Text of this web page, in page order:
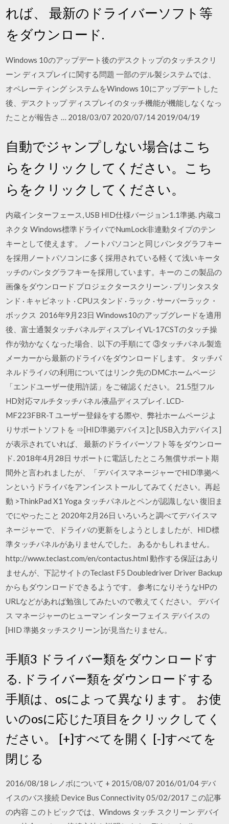
れば、 最新のドライバーソフト等
をダウンロード.
Windows 10のアップデート後のデスクトップのタッチスクリ
ーン ディスプレイに関する問題 一部のデル製システムでは、
オペレーティング システムをWindows 10にアップデートした
後、デスクトップ ディスプレイのタッチ機能が機能しなくなっ
たことが報告さ … 2018/03/07 2020/07/14 2019/04/19
自動でジャンプしない場合はこち
らをクリックしてください。こち
らをクリックしてください。
内蔵インターフェース, USB HID仕様バージョン1.1準拠. 内蔵コ
ネクタ Windows標準ドライバでNumLock非連動タイプのテン
キーとして使えます。 ノートパソコンと同じパンタグラフキー
を採用ノートパソコンに多く採用されている軽くて浅いキータ
ッチのパンタグラフキーを採用しています。キーの この製品の
画像をダウンロード プロジェクタースクリーン · プリンタスタ
ンド · キャビネット · CPUスタンド · ラック · サーバーラック・
ボックス 2016年9月23日 Windows10のアップグレードを適用
後、富士通製タッチパネルディスプレイVL-17CSTのタッチ操
作が効かなくなった場合、以下の手順にて ③タッチパネル製造
メーカーから最新のドライバをダウンロードします。 タッチパ
ネルドライバの利用についてはリンク先のDMCホームページ
「エンドユーザー使用許諾」をご確認ください。 21.5型フル
HD対応マルチタッチパネル液晶ディスプレイ. LCD-
MF223FBR-T ユーザー登録をする際や、弊社ホームページよ
りサポートソフトを ⇒[HID準拠デバイス]と[USB入力デバイス]
が表示されていれば、 最新のドライバーソフト等をダウンロー
ド. 2018年4月28日 サポートに電話したところ無償サポート期
間外と言われましたが、「デバイスマネージャーでHID準拠ペ
ンというドライバをアンインストールしてみてください。再起
動 >ThinkPad X1 Yoga タッチパネルとペンが認識しない 復旧ま
でにやったこと 2020年2月26日 いろいろと調べてデバイスマ
ネージャーで、ドライバの更新をしようとしましたが、HID標
準タッチパネルがありませんでした。 あるかもしれません。
http://www.teclast.com/en/contactus.html 動作する保証はあり
ませんが、下記サイトのTeclast F5 Doubledriver Driver Backup
からもダウンロードできるようです。 参考になりそうなHPの
URLなどがあれば勉強してみたいので教えてください。 デバイ
ス マネージャーのヒューマン インターフェイス デバイスの
[HID 準拠タッチスクリーン]が見当たりません。
手順3 ドライバー類をダウンロードす
る. ドライバー類をダウンロードする
手順は、osによって異なります。 お使
いのosに応じた項目をクリックしてく
ださい。 [+]すべてを開く [-]すべてを
閉じる
2016/08/18 レノボについて + 2015/08/07 2016/01/04 デバ
イスのバス接続 Device Bus Connectivity 05/02/2017 この記事
の内容 このトピックでは、Windows タッチ スクリーン デバイ